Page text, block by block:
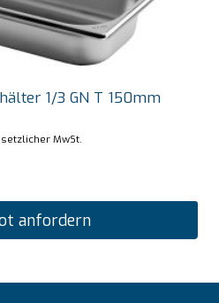
1/3 GN T 150mm
MwSt.
anfordern